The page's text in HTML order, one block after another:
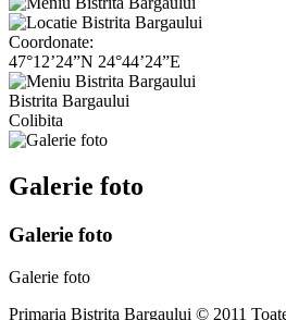
Coordonate:
47°12’24”N 24°44’24”E
Bistrita Bargaului
Colibita
Galerie foto
Galerie foto
Galerie foto
Primaria Bistrita Bargaului © 2011